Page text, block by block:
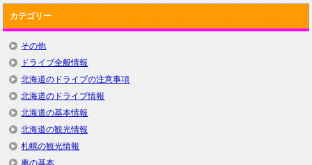
カテゴリー
その他
ドライブ全般情報
北海道のドライブの注意事項
北海道のドライブ情報
北海道の基本情報
北海道の観光情報
札幌の観光情報